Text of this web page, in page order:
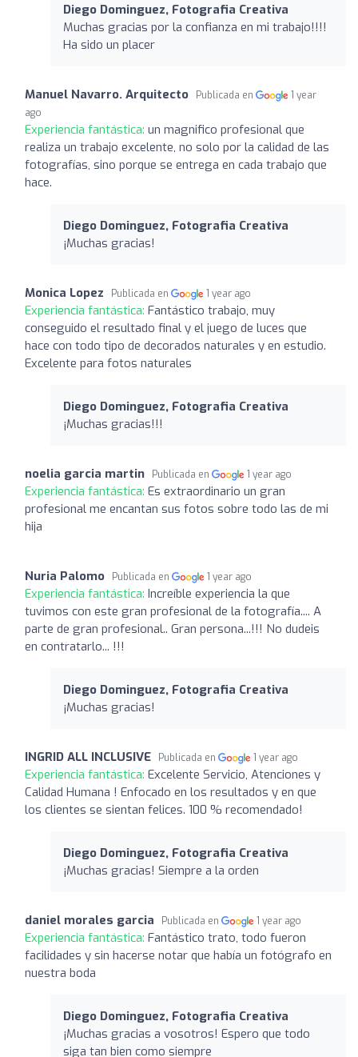
Diego Dominguez, Fotografia Creativa
Muchas gracias por la confianza en mi trabajo!!!!
Ha sido un placer
Manuel Navarro. Arquitecto Publicada en
1 year
ago
Experiencia fantástica: un magnifico profesional que
realiza un trabajo excelente, no solo por la calidad de las
fotografías, sino porque se entrega en cada trabajo que
hace.
Diego Dominguez, Fotografia Creativa
¡Muchas gracias!
Monica Lopez Publicada en 1 year ago
Experiencia fantástica: Fantástico trabajo, muy
conseguido el resultado final y el juego de luces que
hace con todo tipo de decorados naturales y en estudio.
Excelente para fotos naturales
Diego Dominguez, Fotografia Creativa
¡Muchas gracias!!!
noelia garcia martin Publicada en 1 year ago
Experiencia fantástica: Es extraordinario un gran
profesional me encantan sus fotos sobre todo las de mi
hija
Nuria Palomo Publicada en 1 year ago
Experiencia fantástica: Increíble experiencia la que
tuvimos con este gran profesional de la fotografía.... A
parte de gran profesional.. Gran persona...!!! No dudeis
en contratarlo... !!!
Diego Dominguez, Fotografia Creativa
¡Muchas gracias!
INGRID ALL INCLUSIVE Publicada en 1 year ago
Experiencia fantástica: Excelente Servicio, Atenciones y
Calidad Humana ! Enfocado en los resultados y en que
los clientes se sientan felices. 100 % recomendado!
Diego Dominguez, Fotografia Creativa
¡Muchas gracias! Siempre a la orden
daniel morales garcia Publicada en 1 year ago
Experiencia fantástica: Fantástico trato, todo fueron
facilidades y sin hacerse notar que había un fotógrafo en
nuestra boda
Diego Dominguez, Fotografia Creativa
¡Muchas gracias a vosotros! Espero que todo
siga tan bien como siempre